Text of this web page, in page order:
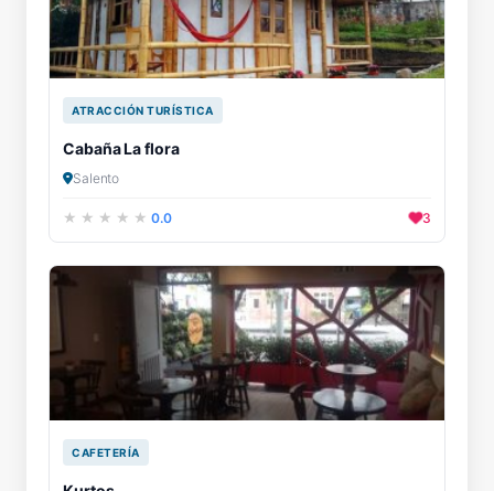
ATRACCIÓN TURÍSTICA
Cabaña La flora
Salento
0.0 3
CAFETERÍA